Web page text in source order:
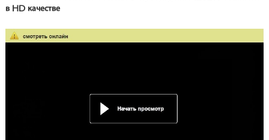
в HD качестве